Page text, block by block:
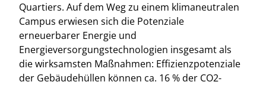
Quartiers. Auf dem Weg zu einem klimaneutralen
Campus erwiesen sich die Potenziale
erneuerbarer Energie und
Energieversorgungstechnologien insgesamt als
die wirksamsten Maßnahmen: Effizienzpotenziale
der Gebäudehüllen können ca. 16 % der CO2-